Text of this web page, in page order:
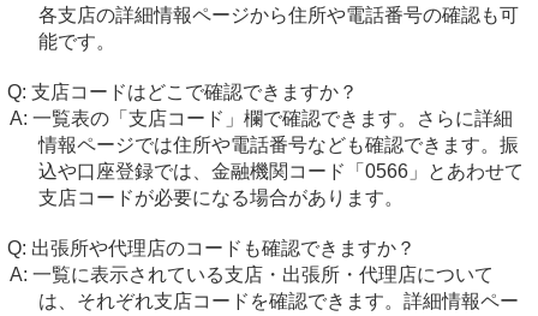
各支店の詳細情報ページから住所や電話番号の確認も可
能です。
支店コードはどこで確認できますか？
一覧表の「支店コード」欄で確認できます。さらに詳細
情報ページでは住所や電話番号なども確認できます。振
込や口座登録では、金融機関コード「0566」とあわせて
支店コードが必要になる場合があります。
出張所や代理店のコードも確認できますか？
一覧に表示されている支店・出張所・代理店について
は、それぞれ支店コードを確認できます。詳細情報ペー